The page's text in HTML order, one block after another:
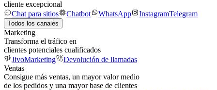
cliente excepcional
Chat para sitios
Chatbot WhatsApp InstagramTelegram
Todos los canales
Marketing
Transforma el tráfico en
clientes potenciales cualificados
JivoMarketing
Devolución de llamadas
Ventas
Consigue más ventas, un mayor valor medio
de los pedidos y una mayor base de clientes